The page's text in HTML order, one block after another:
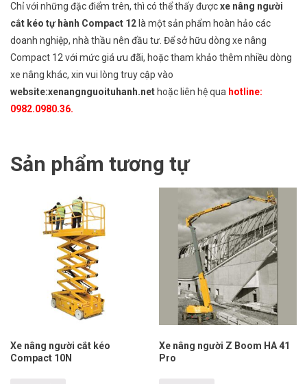
Chỉ với những đặc điểm trên, thì có thể thấy đượcxe nâng người
cắt kéo tự hành Compact 12 là một sản phẩm hoàn hảo các
doanh nghiệp, nhà thầu nên đầu tư. Để sở hữu dòng xe nâng
Compact 12 với mức giá ưu đãi, hoặc tham khảo thêm nhiều dòng
xe nâng khác, xin vui lòng truy cập vào
website:xenangnguoituhanh.net hoặc liên hệ qua hotline:
0982.0980.36.
Sản phẩm tương tự
Xe nâng người cắt kéo
Compact 10N
Xe nâng người Z Boom HA 41
Pro